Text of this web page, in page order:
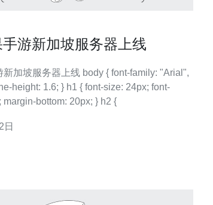
游新加坡服务器上线
器上线 body { font-family: "Arial",
weight: bold; margin-bottom: 20px; } h2 {
日